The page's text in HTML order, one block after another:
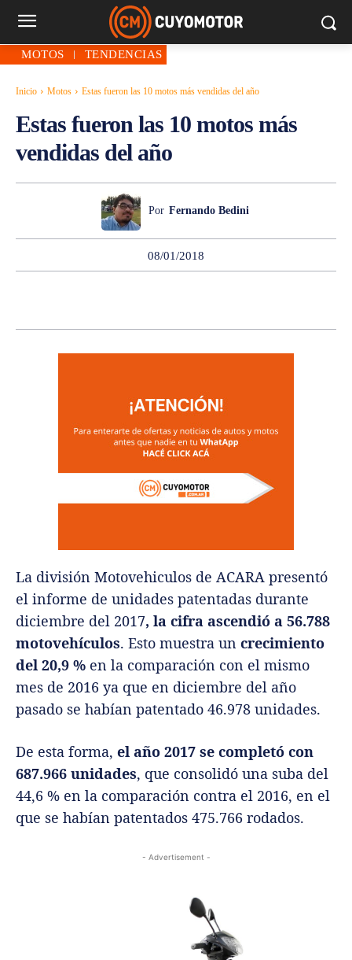
MOTOS TENDENCIAS
Inicio Motos Estas fueron las 10 motos más vendidas del año
Estas fueron las 10 motos más
vendidas del año
Por Fernando Bedini
08/01/2018
La división Motovehiculos de ACARA presentó
el informe de unidades patentadas durante
diciembre del 2017, la cifra ascendió a 56.788
motovehículos. Esto muestra un crecimiento
del 20,9 % en la comparación con el mismo
mes de 2016 ya que en diciembre del año
pasado se habían patentado 46.978 unidades.
De esta forma, el año 2017 se completó con
687.966 unidades, que consolidó una suba del
44,6 % en la comparación contra el 2016, en el
que se habían patentados 475.766 rodados.
- Advertisement -